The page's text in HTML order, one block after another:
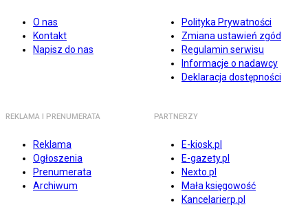
O nas
Kontakt
Napisz do nas
Polityka Prywatności
Zmiana ustawień zgód
Regulamin serwisu
Informacje o nadawcy
Deklaracja dostępności
REKLAMA I PRENUMERATA
Reklama
Ogłoszenia
Prenumerata
Archiwum
PARTNERZY
E-kiosk.pl
E-gazety.pl
Nexto.pl
Mała księgowość
Kancelarierp.pl